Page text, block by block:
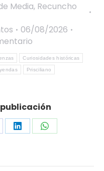
Media, Recuncho
06/08/2026
Curiosidades históricas
Prisciliano
Share
LinkedIn
Share
WhatsApp